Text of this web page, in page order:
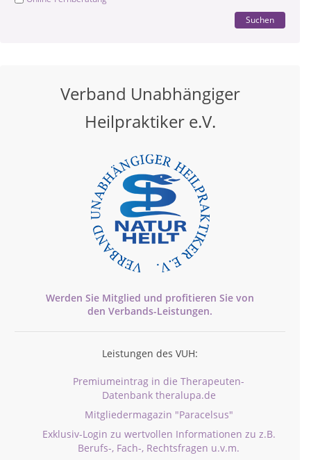
Suchen
Verband Unabhängiger
Heilpraktiker e.V.
Werden Sie Mitglied und profitieren Sie von
den Verbands-Leistungen.
Leistungen des VUH:
Premiumeintrag in die Therapeuten-
Datenbank theralupa.de
Mitgliedermagazin "Paracelsus"
Exklusiv-Login zu wertvollen Informationen zu z.B.
Berufs-, Fach-, Rechtsfragen u.v.m.